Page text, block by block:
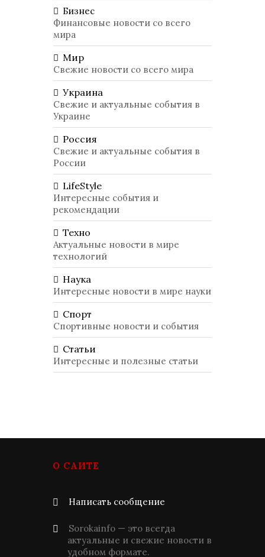
Бизнес
Финансовые новости со всего
мира
Мир
Свежие новости со всего мира
Украина
Свежие и актуальные события в
Украине
Россия
Свежие и актуальные события в
России
LifeStyle
Интересные события и
рекомендации
Техно
Актуальные новости в мире
технологий
Наука
Интересные новости в мире науки
Спорт
Спортивные новости и события
Статьи
Интересные и полезные статьи
О САЙТЕ
Написать сообщение
Sorokainfo — это всегда
актуальные и свежие новости в
удобном формате.